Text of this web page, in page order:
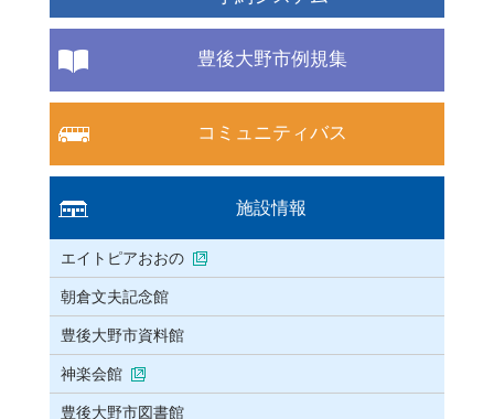
豊後大野市例規集
コミュニティバス
施設情報
エイトピアおおの
朝倉文夫記念館
豊後大野市資料館
神楽会館
豊後大野市図書館